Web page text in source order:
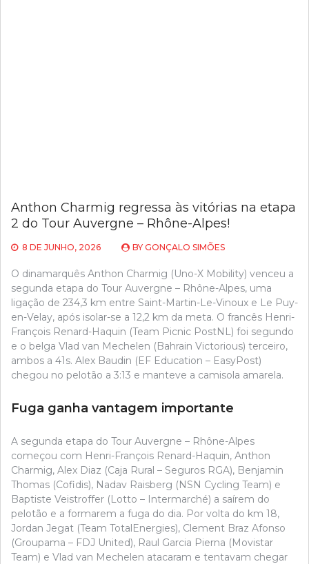
Anthon Charmig regressa às vitórias na etapa
2 do Tour Auvergne – Rhône-Alpes!
8 DE JUNHO, 2026 BY GONÇALO SIMÕES
O dinamarquês Anthon Charmig (Uno-X Mobility) venceu a
segunda etapa do Tour Auvergne – Rhône-Alpes, uma
ligação de 234,3 km entre Saint-Martin-Le-Vinoux e Le Puy-
en-Velay, após isolar-se a 12,2 km da meta. O francês Henri-
François Renard-Haquin (Team Picnic PostNL) foi segundo
e o belga Vlad van Mechelen (Bahrain Victorious) terceiro,
ambos a 41s. Alex Baudin (EF Education – EasyPost)
chegou no pelotão a 3:13 e manteve a camisola amarela.
Fuga ganha vantagem importante
A segunda etapa do Tour Auvergne – Rhône-Alpes
começou com Henri-François Renard-Haquin, Anthon
Charmig, Alex Diaz (Caja Rural – Seguros RGA), Benjamin
Thomas (Cofidis), Nadav Raisberg (NSN Cycling Team) e
Baptiste Veistroffer (Lotto – Intermarché) a saírem do
pelotão e a formarem a fuga do dia. Por volta do km 18,
Jordan Jegat (Team TotalEnergies), Clement Braz Afonso
(Groupama – FDJ United), Raul Garcia Pierna (Movistar
Team) e Vlad van Mechelen atacaram e tentavam chegar